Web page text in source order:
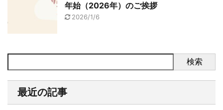
年始（2026年）のご挨拶
2026/1/6
検索
最近の記事